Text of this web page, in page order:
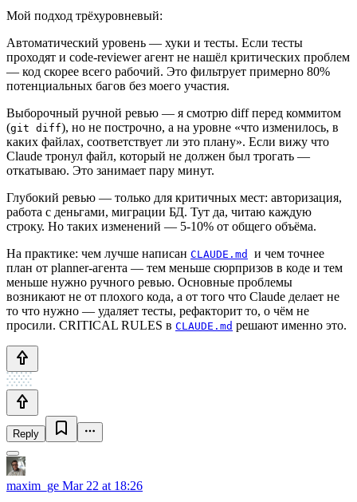
Мой подход трёхуровневый:
Автоматический уровень — хуки и тесты. Если тесты
проходят и code-reviewer агент не нашёл критических проблем
— код скорее всего рабочий. Это фильтрует примерно 80%
потенциальных багов без моего участия.
Выборочный ручной ревью — я смотрю diff перед коммитом
(git diff), но не построчно, а на уровне «что изменилось, в
каких файлах, соответствует ли это плану». Если вижу что
Claude тронул файл, который не должен был трогать —
откатываю. Это занимает пару минут.
Глубокий ревью — только для критичных мест: авторизация,
работа с деньгами, миграции БД. Тут да, читаю каждую
строку. Но таких изменений — 5-10% от общего объёма.
На практике: чем лучше написан CLAUDE.md
и чем точнее
план от planner-агента — тем меньше сюрпризов в коде и тем
меньше нужно ручного ревью. Основные проблемы
возникают не от плохого кода, а от того что Claude делает не
то что нужно — удаляет тесты, рефакторит то, о чём не
просили. CRITICAL RULES в CLAUDE.md решают именно это.
Reply
maxim_ge Mar 22 at 18:26